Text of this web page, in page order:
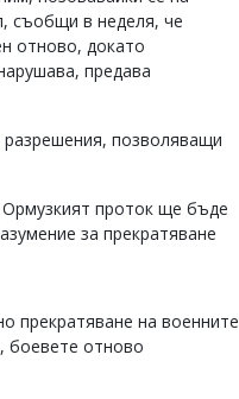
съобщи в неделя, че
отново, докато
предава
позволяващи
проток ще бъде
за прекратяване
прекратяване на военните
боевете отново